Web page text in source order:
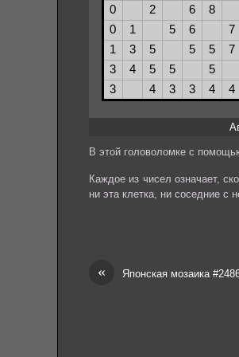
В этой головоломке с
Каждое из чисел означает,
ни эта клетка, ни соседние с
« Японская мозаика